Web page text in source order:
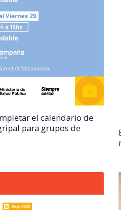
el calendario de
para grupos de